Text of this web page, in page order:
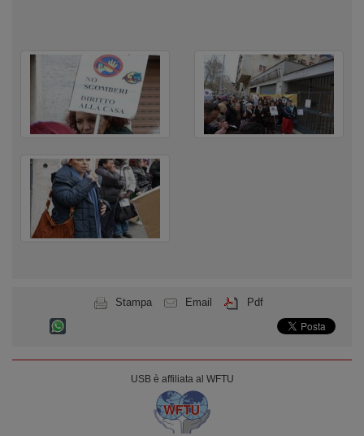
Stampa Email Pdf
USB è affiliata al WFTU